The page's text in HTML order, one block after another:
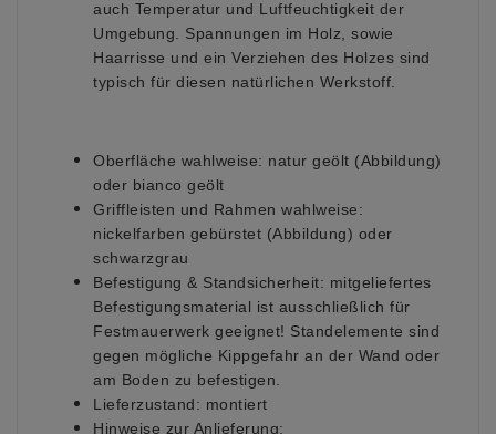
auch Temperatur und Luftfeuchtigkeit der
Umgebung. Spannungen im Holz, sowie
Haarrisse und ein Verziehen des Holzes sind
typisch für diesen natürlichen Werkstoff.
Oberfläche wahlweise: natur geölt (Abbildung)
oder bianco geölt
Griffleisten und Rahmen wahlweise:
nickelfarben gebürstet (Abbildung) oder
schwarzgrau
Befestigung & Standsicherheit: mitgeliefertes
Befestigungsmaterial ist ausschließlich für
Festmauerwerk geeignet! Standelemente sind
gegen mögliche Kippgefahr an der Wand oder
am Boden zu befestigen.
Lieferzustand: montiert
Hinweise zur Anlieferung: